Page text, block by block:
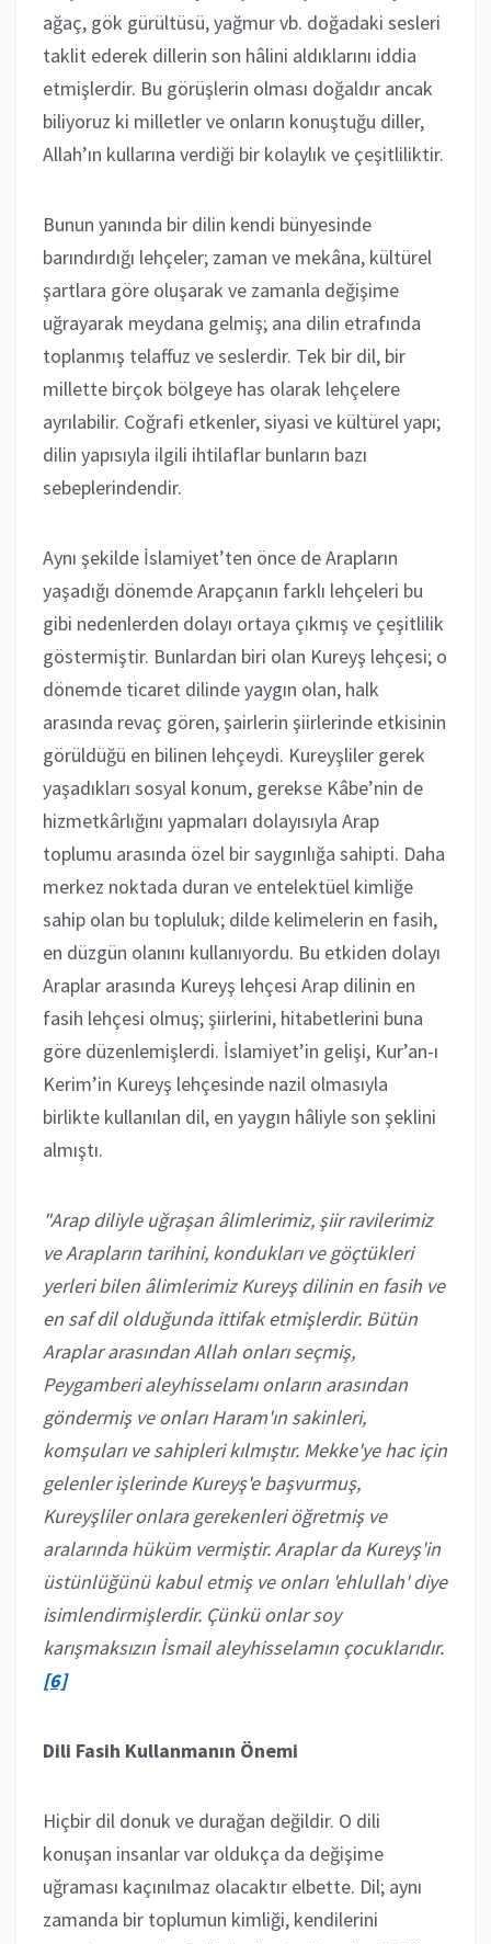
ağaç, gök gürültüsü, yağmur vb. doğadaki sesleri
taklit ederek dillerin son hâlini aldıklarını iddia
etmişlerdir. Bu görüşlerin olması doğaldır ancak
biliyoruz ki milletler ve onların konuştuğu diller,
Allah’ın kullarına verdiği bir kolaylık ve çeşitliliktir.
Bunun yanında bir dilin kendi bünyesinde
barındırdığı lehçeler; zaman ve mekâna, kültürel
şartlara göre oluşarak ve zamanla değişime
uğrayarak meydana gelmiş; ana dilin etrafında
toplanmış telaffuz ve seslerdir. Tek bir dil, bir
millette birçok bölgeye has olarak lehçelere
ayrılabilir. Coğrafi etkenler, siyasi ve kültürel yapı;
dilin yapısıyla ilgili ihtilaflar bunların bazı
sebeplerindendir.
Aynı şekilde İslamiyet’ten önce de Arapların
yaşadığı dönemde Arapçanın farklı lehçeleri bu
gibi nedenlerden dolayı ortaya çıkmış ve çeşitlilik
göstermiştir. Bunlardan biri olan Kureyş lehçesi; o
dönemde ticaret dilinde yaygın olan, halk
arasında revaç gören, şairlerin şiirlerinde etkisinin
görüldüğü en bilinen lehçeydi. Kureyşliler gerek
yaşadıkları sosyal konum, gerekse Kâbe’nin de
hizmetkârlığını yapmaları dolayısıyla Arap
toplumu arasında özel bir saygınlığa sahipti. Daha
merkez noktada duran ve entelektüel kimliğe
sahip olan bu topluluk; dilde kelimelerin en fasih,
en düzgün olanını kullanıyordu. Bu etkiden dolayı
Araplar arasında Kureyş lehçesi Arap dilinin en
fasih lehçesi olmuş; şiirlerini, hitabetlerini buna
göre düzenlemişlerdi. İslamiyet’in gelişi, Kur’an-ı
Kerim’in Kureyş lehçesinde nazil olmasıyla
birlikte kullanılan dil, en yaygın hâliyle son şeklini
almıştı.
"Arap diliyle uğraşan âlimlerimiz, şiir ravilerimiz
ve Arapların tarihini, kondukları ve göçtükleri
yerleri bilen âlimlerimiz Kureyş dilinin en fasih ve
en saf dil olduğunda ittifak etmişlerdir. Bütün
Araplar arasından Allah onları seçmiş,
Peygamberi aleyhisselamı onların arasından
göndermiş ve onları Haram'ın sakinleri,
komşuları ve sahipleri kılmıştır. Mekke'ye hac için
gelenler işlerinde Kureyş'e başvurmuş,
Kureyşliler onlara gerekenleri öğretmiş ve
aralarında hüküm vermiştir. Araplar da Kureyş'in
üstünlüğünü kabul etmiş ve onları 'ehlullah' diye
isimlendirmişlerdir. Çünkü onlar soy
karışmaksızın İsmail aleyhisselamın çocuklarıdır.
[6]
Dili Fasih Kullanmanın Önemi
Hiçbir dil donuk ve durağan değildir. O dili
konuşan insanlar var oldukça da değişime
uğraması kaçınılmaz olacaktır elbette. Dil; aynı
zamanda bir toplumun kimliği, kendilerini